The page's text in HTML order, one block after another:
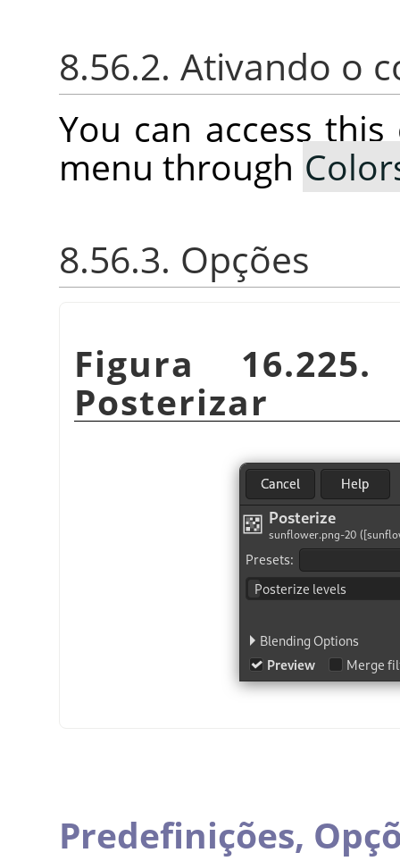
8.56.2. Ativando o
You can access
menu through
8.56.3. Opções
Figura
Posterizar
Predefinições,